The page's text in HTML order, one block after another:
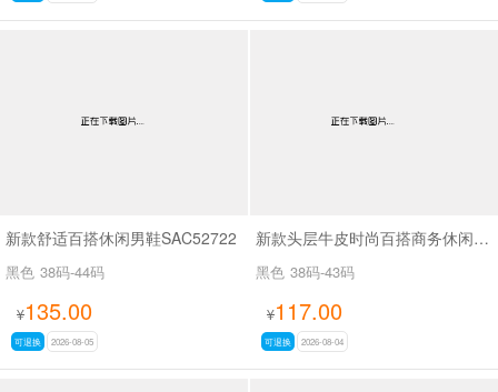
新款舒适百搭休闲男鞋SAC52722
黑色 38码-44码
¥135.00
可退换 2026-08-05
新款头层牛皮时尚百搭商务休闲男鞋SA61316
黑色 38码-43码
¥117.00
可退换 2026-08-04